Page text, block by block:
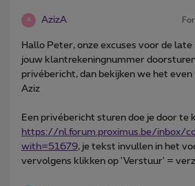
A AzizA
Hallo Peter, onze excuses voor de late
jouw klantrekeningnummer
privébericht, dan bekijken we het even
Aziz
Een privébericht sturen doe je door te
https://nl.forum.proximus.be/inbox/
with=51679, je tekst invullen in het
vervolgens klikken op 'Verstuur' =